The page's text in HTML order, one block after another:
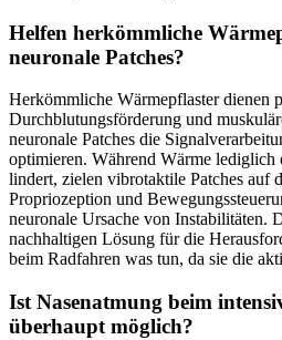
Helfen herkömmliche
neuronale Patches?
Herkömmliche Wärmepflaster dienen
Durchblutungsförderung und
neuronale Patches die
optimieren. Während Wärme lediglich
lindert, zielen vibrotaktile Patches auf
Propriozeption und
neuronale Ursache von Instabilitäten.
nachhaltigen Lösung für die
beim Radfahren was tun, da sie die
Ist Nasenatmung beim
überhaupt möglich?